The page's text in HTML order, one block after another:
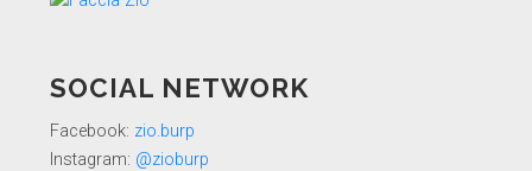
SOCIAL NETWORK
Facebook: zio.burp
Instagram: @zioburp